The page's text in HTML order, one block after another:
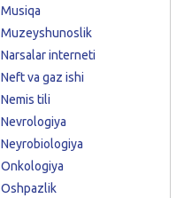
Musiqa
Muzeyshunoslik
Narsalar interneti
Neft va gaz ishi
Nemis tili
Nevrologiya
Neyrobiologiya
Onkologiya
Oshpazlik